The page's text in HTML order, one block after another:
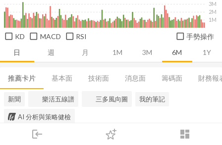
login dashboard
下單
日 週 月 1M 3M 6M 1Y
1M
2M
3M
KD MACD RSI 手勢操作
推薦卡片 基本面 技術面 消息面 籌碼面 財務報
新聞 樂活五線譜 三多風向圖 我的筆記
AI 分析與策略健檢